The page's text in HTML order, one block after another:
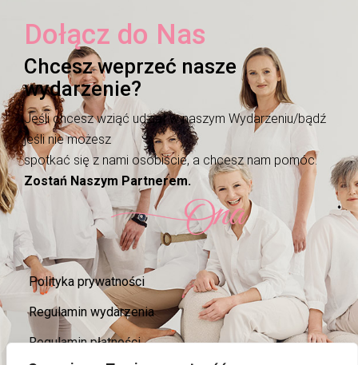
Dołącz do Nas
Chcesz weprzeć nasze
wydarzenie?
Jeśli chcesz wziąć udział w naszym Wydarzeniu/bądź
jeśli nie możesz
spotkać się z nami osobiście, a chcesz nam pomóc.
Zostań Naszym Partnerem.
Polityka prywatności
Regulamin wydarzenia
Regulamin płatności